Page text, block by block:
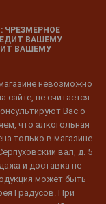
ЧРЕЗМЕРНОЕ
ВАШЕМУ
ВАШЕМУ
невозможно
сайте, не считается
Вас о
что алкогольная
только в магазине
вал, д. 5
и доставка не
может быть
Градусов. При